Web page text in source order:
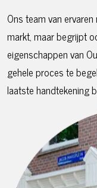
Ons team van
markt, maar begrijpt
eigenschappen van
gehele proces te
laatste handtekening